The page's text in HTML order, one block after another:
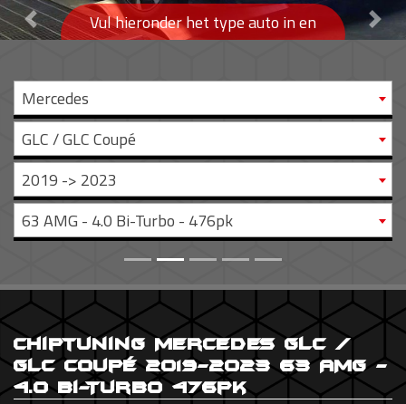
Vul hieronder het type auto in en
bekijk uw performance boost!
Previous
Mercedes
GLC / GLC Coupé
2019 -> 2023
63 AMG - 4.0 Bi-Turbo - 476pk
Chiptuning Mercedes GLC /
GLC Coupé 2019-2023 63 AMG -
4.0 Bi-Turbo 476pk